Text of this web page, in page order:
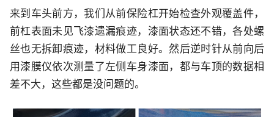
来到车头前方，我们从前保险杠开始检查外观覆盖件，
前杠表面未见飞漆遗漏痕迹，漆面状态还不错，各处螺
丝也无拆卸痕迹，材料做工良好。然后逆时针从前向后
用漆膜仪依次测量了左侧车身漆面，都与车顶的数据相
差不大，这些都是没问题的。